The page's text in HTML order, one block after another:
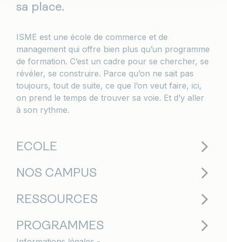
sa place.
ISME est une école de commerce et de
management qui offre bien plus qu’un programme
de formation. C’est un cadre pour se chercher, se
révéler, se construire. Parce qu’on ne sait pas
toujours, tout de suite, ce que l’on veut faire, ici,
on prend le temps de trouver sa voie. Et d’y aller
à son rythme.
ECOLE
NOS CAMPUS
RESSOURCES
PROGRAMMES